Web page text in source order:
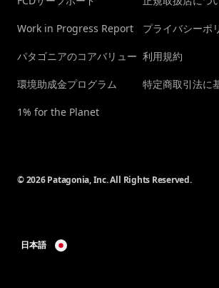
Work in Progress Report
パタゴニアのコアバリュー
環境助成金プログラム
1% for the Planet
プライバシーポ
利用規約
特定商取引法に
© 2026 Patagonia, Inc. All Rights Reserved.
日本語